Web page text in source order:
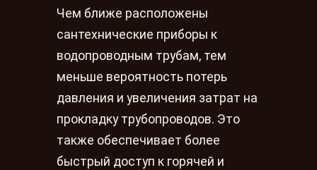
Чем ближе расположены
сантехнические приборы к
водопроводным трубам, тем
меньше вероятность потерь
давления и увеличения затрат на
прокладку трубопроводов. Это
также обеспечивает более
быстрый доступ к горячей и